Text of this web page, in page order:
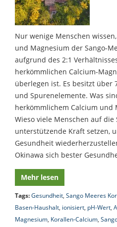
Nur wenige Menschen
und Magnesium der Sango-
aufgrund des 2:1
herkömmlichen Calcium-
überlegen ist. Es besitzt
und Spurenelemente. Was
herkömmlichem Calcium und
Wieso viele Menschen auf die
unterstützende Kraft setzen,
Gesundheit
Okinawa sich bester
Mehr lesen
Tags:Gesundheit, Sango Meeres
Basen-Haushalt, ionisiert, pH-Wert,
Magnesium, Korallen-Calcium,